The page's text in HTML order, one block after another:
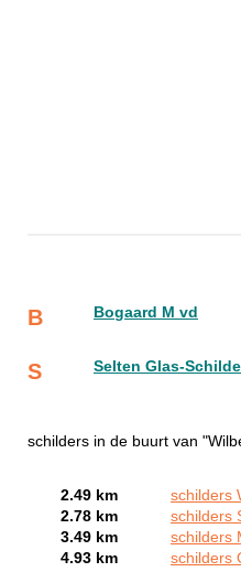
B Bogaard M vd
S Selten Glas-
schilders in de buurt van
2.49 km
schilders
2.78 km
schilders
3.49 km
schilders
4.93 km
schilders